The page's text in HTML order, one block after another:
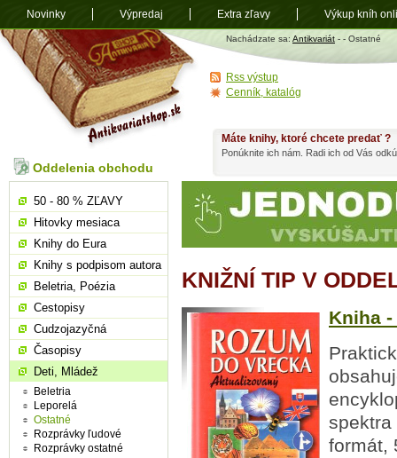
Antikvariát
shop.sk
Nachádzate sa: Antikvariát - - Ostatné
KNIŽNÍ TIP V
Kniha
spektra
formát,
Máte knihy, ktoré chcete predať ?
Ponúknite ich nám. Radi ich od Vás
Oddelenia obchodu
50 - 80 % ZĽAVY
Hitovky mesiaca
Knihy do Eura
Knihy s podpisom autora
Beletria, Poézia
Cestopisy
Cudzojazyčná
Časopisy
Deti, Mládež
Beletria
Leporelá
Ostatné
Rozprávky ľudové
Rozprávky ostatné
Rss výstup
Cenník, katalóg
Novinky Výpredaj Extra zľavy Výkup kníh